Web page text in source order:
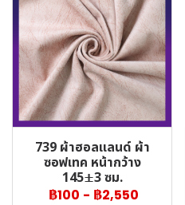
739 ผ้าฮอลแลนด์ ผ้า
ซอฟเทค หน้ากว้าง
145±3 ซม.
฿100 - ฿2,550